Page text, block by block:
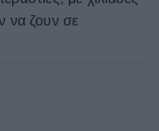
να ζουν σε